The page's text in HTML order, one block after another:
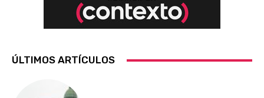
ÚLTIMOS ARTÍCULOS